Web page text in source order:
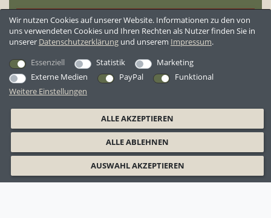
**Der Gutschein wird nur an Neukunden versandt.
KUNDENBEWERTUNGEN
Fenau wie beschrieben
Datum der Veröffentlichung: 06.08.2026
Datum der Kauferfahrung: 24.07.2026
Wir nutzen Cookies auf unserer Website. Informationen zu den von
uns verwendeten Cookies und Ihren Rechten als Nutzer finden Sie in
unserer Daten­schutz­erklärung und unserem Impressum.
Essenziell
Statistik
Marketing
Externe Medien
PayPal
Funktional
Weitere Einstellungen
ALLE AKZEPTIEREN
ALLE ABLEHNEN
AUSWAHL AKZEPTIEREN